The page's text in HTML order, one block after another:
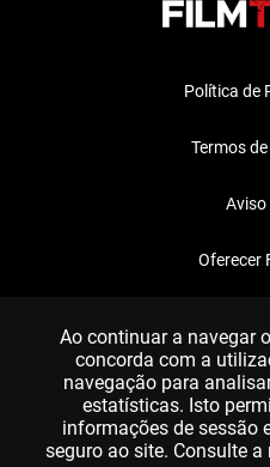
Política de
Termos
Aviso
Oferecer
Ao continuar a navegar
concorda com a
navegação para
estatísticas. Isto
informações de sessão
seguro ao site. Consulte a